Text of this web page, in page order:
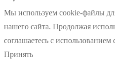
Мы используем cookie-файлы
нашего сайта. Продолжая
соглашаетесь с
Принять